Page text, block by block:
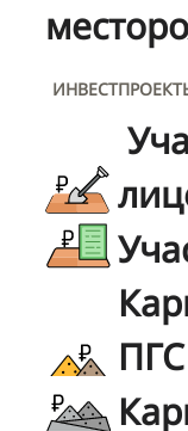
ПГС